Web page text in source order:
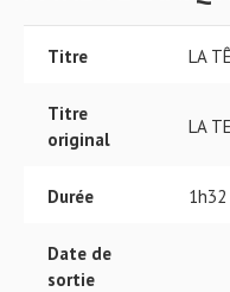
Titre LA
Titre
original
LA
Durée 1h32
Date de
sortie